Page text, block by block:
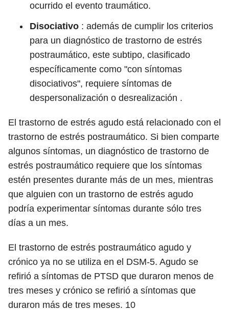
ocurrido el evento traumático.
Disociativo : además de cumplir los criterios
para un diagnóstico de trastorno de estrés
postraumático, este subtipo, clasificado
específicamente como "con síntomas
disociativos", requiere síntomas de
despersonalización o desrealización .
El trastorno de estrés agudo está relacionado con el
trastorno de estrés postraumático. Si bien comparte
algunos síntomas, un diagnóstico de trastorno de
estrés postraumático requiere que los síntomas
estén presentes durante más de un mes, mientras
que alguien con un trastorno de estrés agudo
podría experimentar síntomas durante sólo tres
días a un mes.
El trastorno de estrés postraumático agudo y
crónico ya no se utiliza en el DSM-5. Agudo se
refirió a síntomas de PTSD que duraron menos de
tres meses y crónico se refirió a síntomas que
duraron más de tres meses. 10